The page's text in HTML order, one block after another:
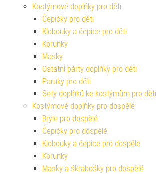
Kostýmové doplňky pro děti
Čepičky pro děti
Klobouky a čepice pro děti
Korunky
Masky
Ostatní párty doplňky pro děti
Paruky pro děti
Sety doplňků ke kostýmům pro děti
Kostýmové doplňky pro dospělé
Brýle pro dospělé
Čepičky pro dospělé
Klobouky a čepice pro dospělé
Korunky
Masky a škrabošky pro dospělé